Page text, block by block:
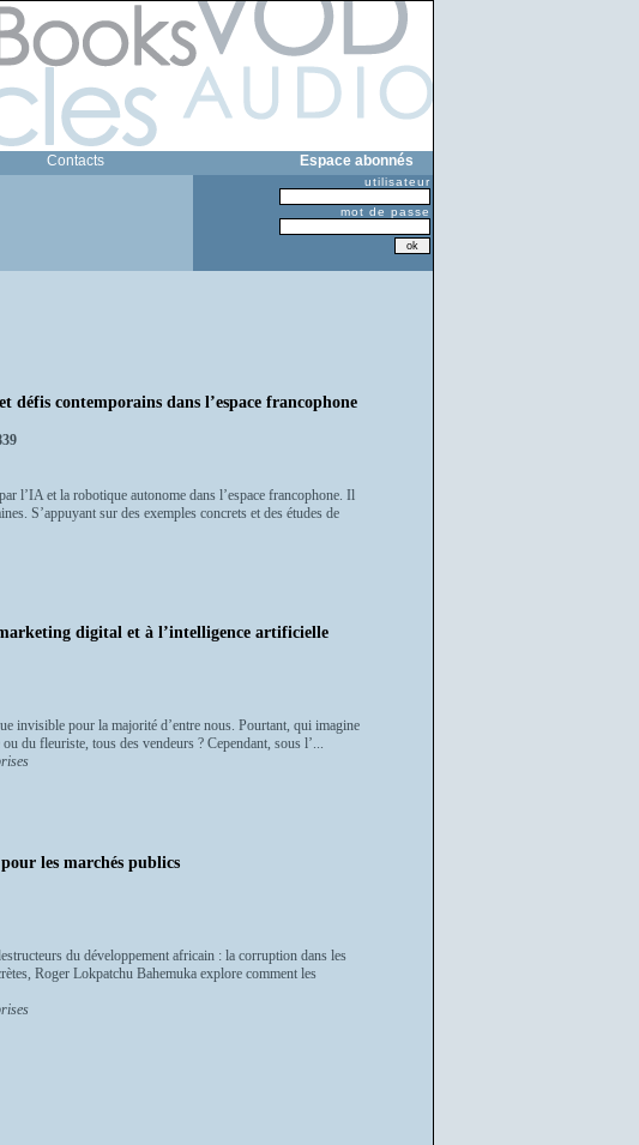
Contacts Espace abonnés
utilisateur
mot de passe
contemporains dans l’espace francophone
l’IA et la robotique autonome dans l’espace francophone. Il
S’appuyant sur des exemples concrets et des études de
digital et à l’intelligence artificielle
invisible pour la majorité d’entre nous. Pourtant, qui imagine
du fleuriste, tous des vendeurs ? Cependant, sous l’...
les marchés publics
du développement africain : la corruption dans les
Roger Lokpatchu Bahemuka explore comment les